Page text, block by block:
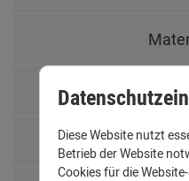
Diese Website nutzt
Betrieb der Website
Cookies für die